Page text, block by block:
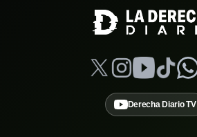
Derecha Diario TV